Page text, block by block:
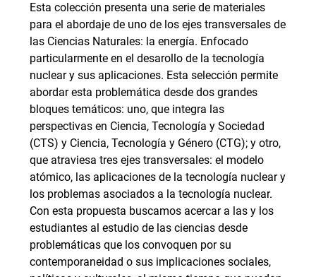
Esta colección presenta una serie de materiales
para el abordaje de uno de los ejes transversales de
las Ciencias Naturales: la energía. Enfocado
particularmente en el desarollo de la tecnología
nuclear y sus aplicaciones. Esta selección permite
abordar esta problemática desde dos grandes
bloques temáticos: uno, que integra las
perspectivas en Ciencia, Tecnología y Sociedad
(CTS) y Ciencia, Tecnología y Género (CTG); y otro,
que atraviesa tres ejes transversales: el modelo
atómico, las aplicaciones de la tecnología nuclear y
los problemas asociados a la tecnología nuclear.
Con esta propuesta buscamos acercar a las y los
estudiantes al estudio de las ciencias desde
problemáticas que los convoquen por su
contemporaneidad o sus implicaciones sociales,